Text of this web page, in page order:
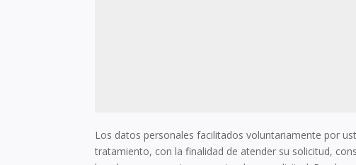
Los datos personales facilitados voluntariamente por
tratamiento, con la finalidad de atender su solicitud,